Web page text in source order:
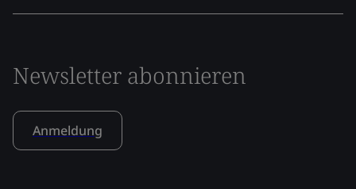
Newsletter abonnieren
Anmeldung